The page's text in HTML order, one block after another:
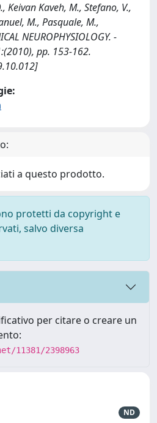
Keivan Kaveh, M., Stefano, V.,
M., Pasquale, M.,
NEUROPHYSIOLOGY. -
pp. 153-162.
a questo prodotto.
protetti da copyright e
salvo diversa
per citare o creare un
11381/2398963
ND